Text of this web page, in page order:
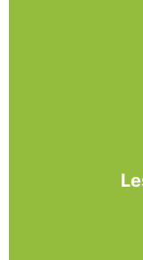
paysager,
des